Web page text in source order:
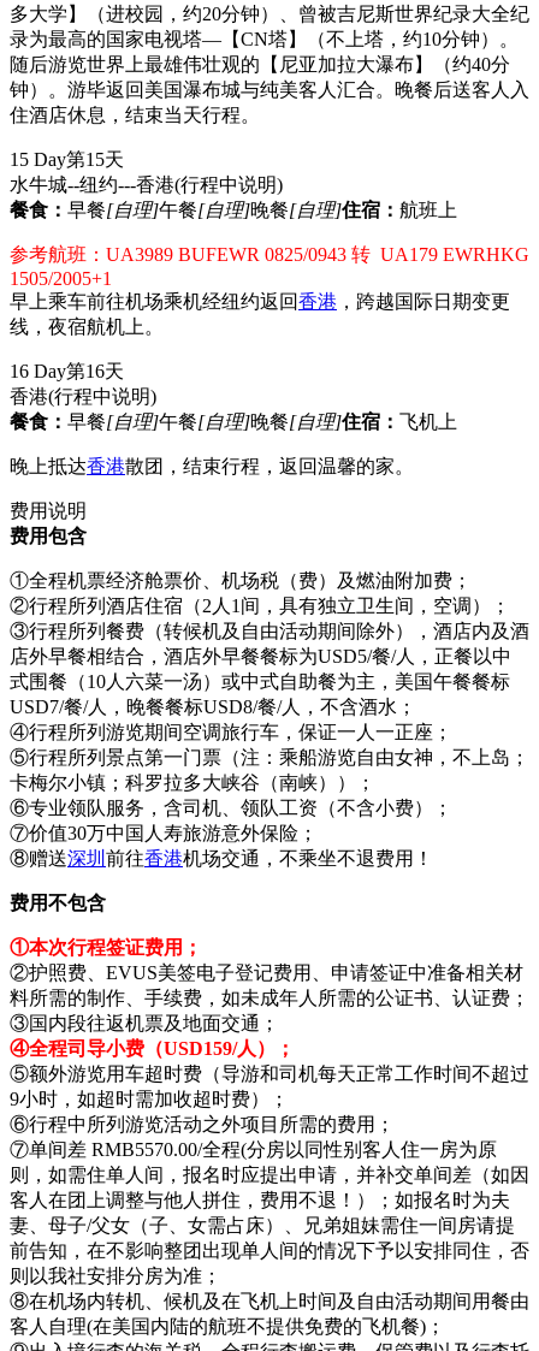
多大学】（进校园，约20分钟）、曾被吉尼斯世界纪录大全纪
录为最高的国家电视塔—【CN塔】（不上塔，约10分钟）。
随后游览世界上最雄伟壮观的【尼亚加拉大瀑布】（约40分
钟）。游毕返回美国瀑布城与纯美客人汇合。晚餐后送客人入
住酒店休息，结束当天行程。
15 Day第15天
水牛城--纽约---香港(行程中说明)
餐食： 早餐[自理]午餐[自理]晚餐[自理]住宿： 航班上
参考航班：UA3989 BUFEWR 0825/0943 转 UA179 EWRHKG
1505/2005+1
早上乘车前往机场乘机经纽约返回香港 ，跨越国际日期变更
线，夜宿航机上。
16 Day第16天
香港(行程中说明)
餐食： 早餐[自理]午餐[自理]晚餐[自理]住宿： 飞机上
晚上抵达香港散团，结束行程，返回温馨的家。
费用说明
费用包含
①全程机票经济舱票价、机场税（费）及燃油附加费；
②行程所列酒店住宿（2人1间，具有独立卫生间，空调）；
③行程所列餐费（转候机及自由活动期间除外），酒店内及酒
店外早餐相结合，酒店外早餐餐标为USD5/餐/人，正餐以中
式围餐（10人六菜一汤）或中式自助餐为主，美国午餐餐标
USD7/餐/人，晚餐餐标USD8/餐/人，不含酒水；
④行程所列游览期间空调旅行车，保证一人一正座；
⑤行程所列景点第一门票（注：乘船游览自由女神，不上岛；
卡梅尔小镇；科罗拉多大峡谷（南峡））；
⑥专业领队服务，含司机、领队工资（不含小费）；
⑦价值30万中国人寿旅游意外保险；
⑧赠送深圳 前往香港机场交通，不乘坐不退费用！
费用不包含
①本次行程签证费用；
②护照费、EVUS美签电子登记费用、申请签证中准备相关材
料所需的制作、手续费，如未成年人所需的公证书、认证费；
③国内段往返机票及地面交通；
④全程司导小费（USD159/人）；
⑤额外游览用车超时费（导游和司机每天正常工作时间不超过
9小时，如超时需加收超时费）；
⑥行程中所列游览活动之外项目所需的费用；
⑦单间差 RMB5570.00/全程(分房以同性别客人住一房为原
则，如需住单人间，报名时应提出申请，并补交单间差（如因
客人在团上调整与他人拼住，费用不退！）；如报名时为夫
妻、母子/父女（子、女需占床）、兄弟姐妹需住一间房请提
前告知，在不影响整团出现单人间的情况下予以安排同住，否
则以我社安排分房为准；
⑧在机场内转机、候机及在飞机上时间及自由活动期间用餐由
客人自理(在美国内陆的航班不提供免费的飞机餐)；